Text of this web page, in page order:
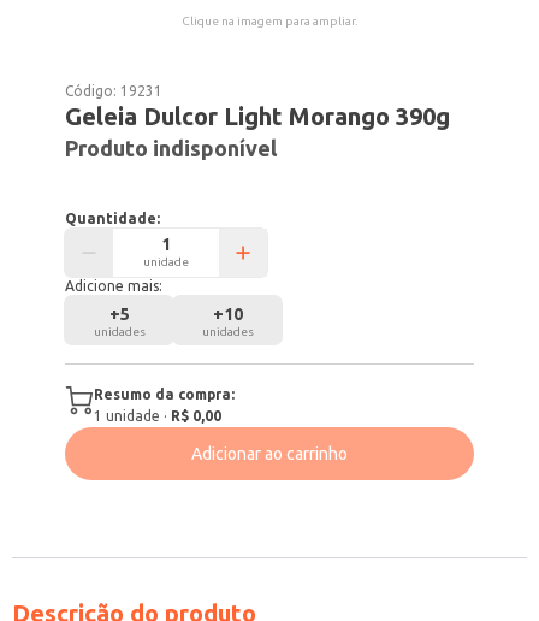
Clique na imagem para ampliar.
Código: 19231
Geleia Dulcor Light Morango 390g
Produto indisponível
Quantidade:
unidade
Adicione mais:
+5
unidades
+10
unidades
Resumo da compra:
1 unidade · R$ 0,00
Adicionar ao carrinho
Descrição do produto